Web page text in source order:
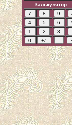
Калькулятор